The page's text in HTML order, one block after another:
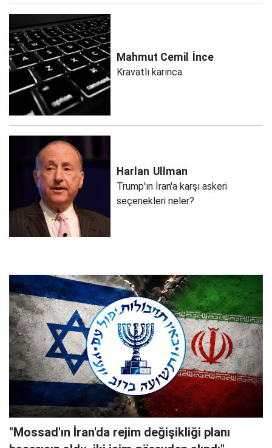
Mahmut Cemil İnce
Kravatlı karınca
Harlan Ullman
Trump'ın İran'a karşı askeri
seçenekleri neler?
"Mossad'ın İran'da rejim değişikliği planı